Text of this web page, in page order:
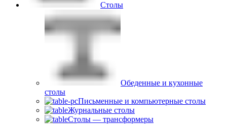
Столы
Обеденные и кухонные
столы
Письменные и компьютерные столы
Журнальные столы
Столы — трансформеры